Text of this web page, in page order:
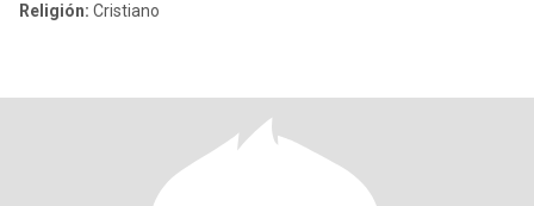
Religión: Cristiano